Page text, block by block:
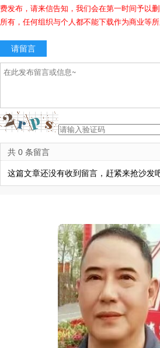
费发布，请来信告知，我们会在第一时间予以
所有，任何组织与个人都不能下载作为商业等
请留言
共 0 条留言
这篇文章还没有收到留言，赶紧来抢沙发